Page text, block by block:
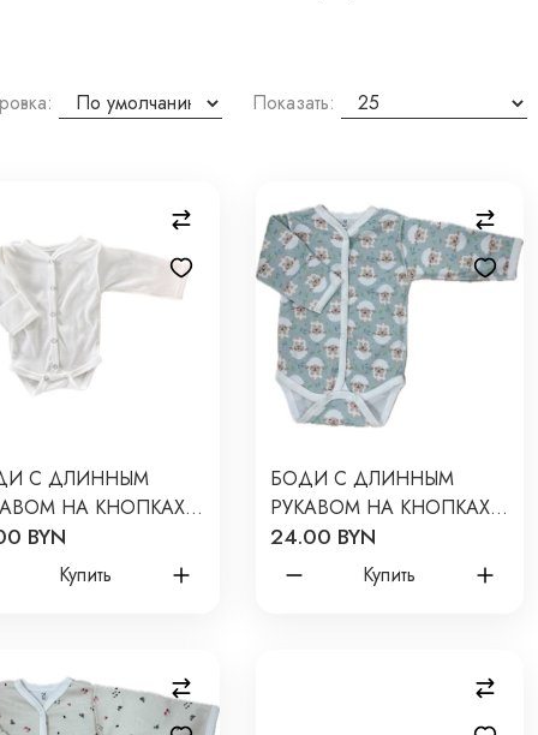
Показать:
С ДЛИННЫМ
НА КНОПКАХ
СМ ЦВЕТ: ЭКРЮ
ОДНОТОН
BYN
Купить
БОДИ С ДЛИННЫМ
РУКАВОМ НА КНОПКАХ
NEWBORN 50 СМ
ПРИНТ: БАРАШКИ НА
МЕНТОЛ Т-131
24.00 BYN
Купить